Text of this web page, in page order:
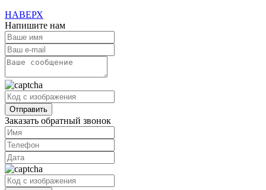
НАВЕРХ
Напишите нам
Заказать обратный звонок